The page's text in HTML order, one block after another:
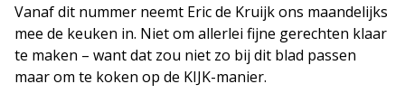
Vanaf dit nummer neemt Eric de Kruijk ons maandelijks
mee de keuken in. Niet om allerlei fijne gerechten klaar
te maken – want dat zou niet zo bij dit blad passen
maar om te koken op de KIJK-manier.